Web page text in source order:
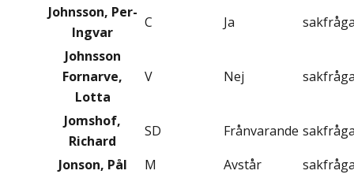
Johnsson, Per-
Ingvar
C Ja
Johnsson
Fornarve,
Lotta
V Nej
Jomshof,
Richard
SD Frånvarande
Jonson, Pål
M Avstår